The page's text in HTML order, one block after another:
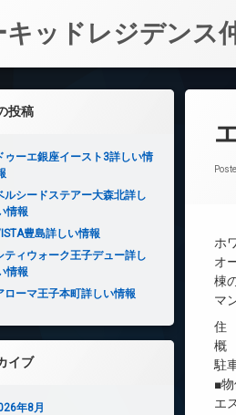
キッドレジデンス
ホ
オ
棟
マ
住
概
駐
■
エ
ドバー
投稿
ゥーエ銀座イースト3詳しい情
ルシードステアー大森北詳し
情報
豊島詳しい情報
ティウォーク王子デュー詳し
情報
ローマ王子本町詳しい情報
イブ
年8月